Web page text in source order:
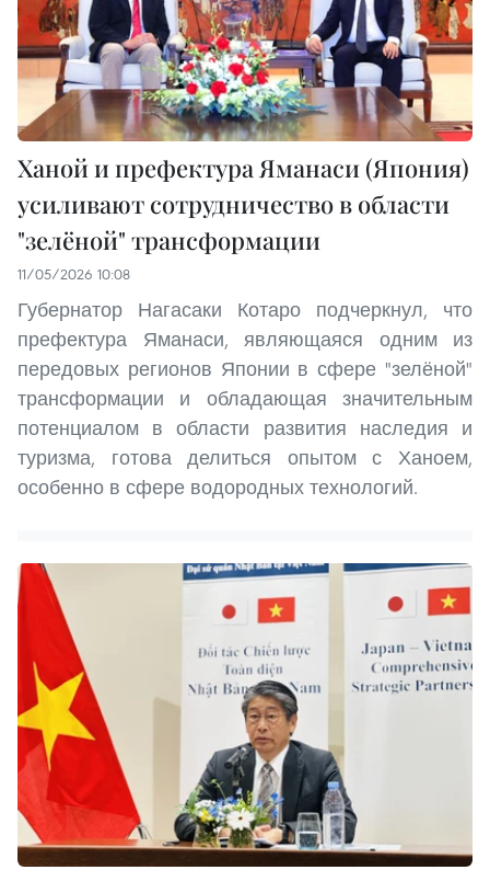
Ханой и префектура Яманаси (Япония)
усиливают сотрудничество в области
"зелёной" трансформации
11/05/2026 10:08
Губернатор Нагасаки Котаро подчеркнул, что
префектура Яманаси, являющаяся одним из
передовых регионов Японии в сфере "зелёной"
трансформации и обладающая значительным
потенциалом в области развития наследия и
туризма, готова делиться опытом с Ханоем,
особенно в сфере водородных технологий.